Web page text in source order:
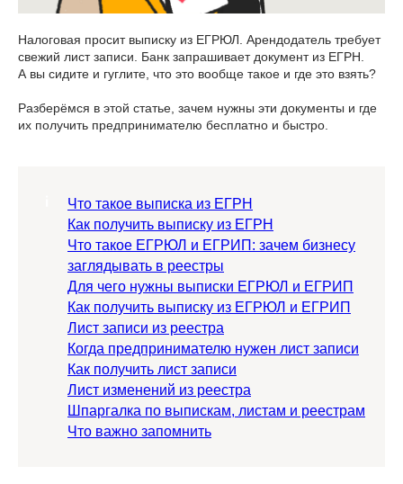
Налоговая просит выписку из ЕГРЮЛ. Арендодатель требует
свежий лист записи. Банк запрашивает документ из ЕГРН.
А вы сидите и гуглите, что это вообще такое и где это взять?
Разберёмся в этой статье, зачем нужны эти документы и где
их получить предпринимателю бесплатно и быстро.
Что такое выписка из ЕГРН
Как получить выписку из ЕГРН
Что такое ЕГРЮЛ и ЕГРИП: зачем бизнесу
заглядывать в реестры
Для чего нужны выписки ЕГРЮЛ и ЕГРИП
Как получить выписку из ЕГРЮЛ и ЕГРИП
Лист записи из реестра
Когда предпринимателю нужен лист записи
Как получить лист записи
Лист изменений из реестра
Шпаргалка по выпискам, листам и реестрам
Что важно запомнить